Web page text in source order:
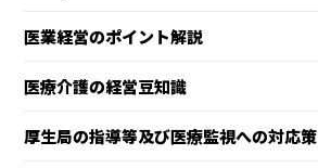
医業経営のポイント解説
医療介護の経営豆知識
厚生局の指導等及び医療監視への対応策